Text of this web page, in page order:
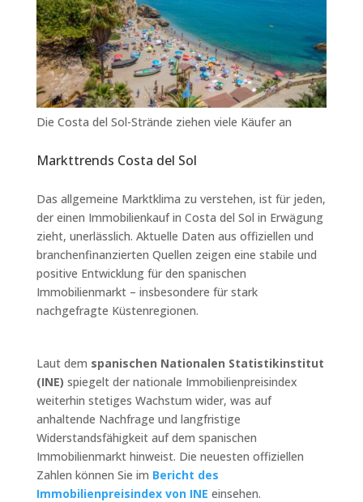
Die Costa del Sol-Strände ziehen viele Käufer an
Markttrends Costa del Sol
Das allgemeine Marktklima zu verstehen, ist für jeden,
der einen Immobilienkauf in Costa del Sol in Erwägung
zieht, unerlässlich. Aktuelle Daten aus offiziellen und
branchenfinanzierten Quellen zeigen eine stabile und
positive Entwicklung für den spanischen
Immobilienmarkt – insbesondere für stark
nachgefragte Küstenregionen.
Laut dem spanischen Nationalen Statistikinstitut
(INE) spiegelt der nationale Immobilienpreisindex
weiterhin stetiges Wachstum wider, was auf
anhaltende Nachfrage und langfristige
Widerstandsfähigkeit auf dem spanischen
Immobilienmarkt hinweist. Die neuesten offiziellen
Zahlen können Sie im Bericht des
Immobilienpreisindex von INE einsehen.